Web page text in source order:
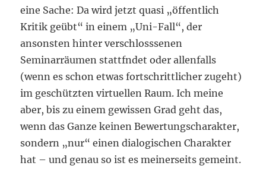
eine Sache: Da wird jetzt quasi „öffentlich
Kritik geübt“ in einem „Uni-Fall“, der
ansonsten hinter verschlosssenen
Seminarräumen stattfndet oder allenfalls
(wenn es schon etwas fortschrittlicher zugeht)
im geschützten virtuellen Raum. Ich meine
aber, bis zu einem gewissen Grad geht das,
wenn das Ganze keinen Bewertungscharakter,
sondern „nur“ einen dialogischen Charakter
hat – und genau so ist es meinerseits gemeint.